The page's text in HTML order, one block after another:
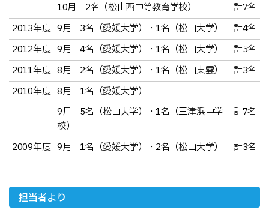
10月 2名（松山西中等教育学校）
計7名
2013年度 9月 3名（愛媛大学）・1名（松山大学）
計4名
2012年度 9月 4名（愛媛大学）・1名（松山大学）
計5名
2011年度 8月 2名（愛媛大学）・1名（松山東雲）
計3名
2010年度 8月 1名（愛媛大学）
9月 5名（松山大学）・1名（三津浜中学
校）
計7名
2009年度 9月 1名（愛媛大学）・2名（松山大学） 計3名
担当者より